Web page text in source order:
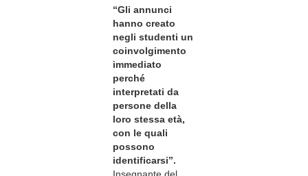
“Gli annunci
hanno creato
negli studenti un
coinvolgimento
immediato
perché
interpretati da
persone della
loro stessa età,
con le quali
possono
identificarsi”.